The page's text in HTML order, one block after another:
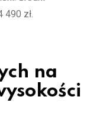
490 zł.
na